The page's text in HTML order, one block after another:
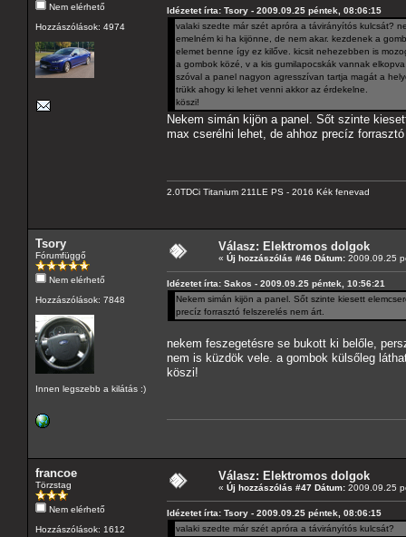
Nem elérhető
Hozzászólások: 4974
Idézetet írta: Tsory - 2009.09.25 péntek, 08:06:15
valaki szedte már szét apróra a távirányítós kulcsát?
emelném ki ha kijönne, de nem akar. kezdenek a
elemet benne így ez kilőve. kicsit nehezebben is
a gombok közé, v a kis gumilapocskák vannak
szóval a panel nagyon agresszívan tartja magát a
trükk ahogy ki lehet venni akkor az érdekelne.
köszi!
Nekem simán kijön a panel. Sőt szinte
max cserélni lehet, de ahhoz precíz
2.0TDCi Titanium 211LE PS - 2016 Kék fenevad
Tsory
Fórumfüggő
Nem elérhető
Hozzászólások: 7848
Innen legszebb a kilátás :)
Válasz: Elektromos dolgok
« Új hozzászólás #46 Dátum: 2009.09.25
Idézetet írta: Sakos - 2009.09.25 péntek, 10:56:21
Nekem simán kijön a panel. Sőt szinte kiesett
precíz forrasztó felszerelés nem árt.
nekem feszegetésre se bukott ki belőle,
nem is küzdök vele. a gombok külsőleg
köszi!
francoe
Törzstag
Nem elérhető
Hozzászólások: 1612
Válasz: Elektromos dolgok
« Új hozzászólás #47 Dátum: 2009.09.25
Idézetet írta: Tsory - 2009.09.25 péntek, 08:06:15
valaki szedte már szét apróra a távirányítós kulcsát?